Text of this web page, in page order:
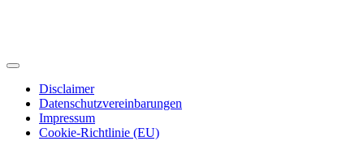
Disclaimer
Datenschutzvereinbarungen
Impressum
Cookie-Richtlinie (EU)